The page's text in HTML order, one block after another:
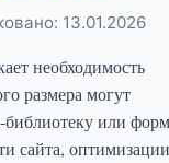
13.01.2026
необходимость
размера могут
библиотеку или
сайта, оптимизации